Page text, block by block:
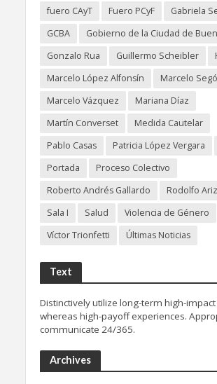
fuero CAyT Fuero PCyF
Gabriela
GCBA
Gobierno de la Ciudad de
Gonzalo Rua
Guillermo Scheibler
Marcelo López Alfonsín
Marcelo
Marcelo Vázquez
Mariana Díaz
Martín Converset
Medida Cautelar
Pablo Casas
Patricia López Vergara
Portada
Proceso Colectivo
Roberto Andrés Gallardo
Rodolfo
Sala I
Salud
Violencia de Género
Víctor Trionfetti
Últimas Noticias
Text
Distinctively utilize long-term high-
whereas high-payoff experiences.
communicate 24/365.
Archives